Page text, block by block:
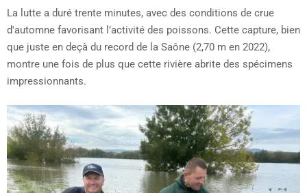
La lutte a duré trente minutes, avec des conditions de crue
d'automne favorisant l’activité des poissons. Cette capture, bien
que juste en deçà du record de la Saône (2,70 m en 2022),
montre une fois de plus que cette rivière abrite des spécimens
impressionnants.